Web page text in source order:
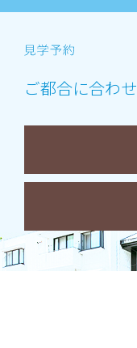
ご都合に合わ